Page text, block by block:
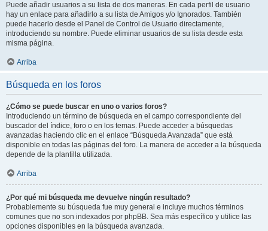
Puede añadir usuarios a su lista de dos maneras. En cada perfil de usuario
hay un enlace para añadirlo a su lista de Amigos y/o Ignorados. También
puede hacerlo desde el Panel de Control de Usuario directamente,
introduciendo su nombre. Puede eliminar usuarios de su lista desde esta
misma página.
Arriba
Búsqueda en los foros
¿Cómo se puede buscar en uno o varios foros?
Introduciendo un término de búsqueda en el campo correspondiente del
buscador del índice, foro o en los temas. Puede acceder a búsquedas
avanzadas haciendo clic en el enlace “Búsqueda Avanzada” que está
disponible en todas las páginas del foro. La manera de acceder a la búsqueda
depende de la plantilla utilizada.
Arriba
¿Por qué mi búsqueda me devuelve ningún resultado?
Probablemente su búsqueda fue muy general e incluye muchos términos
comunes que no son indexados por phpBB. Sea más específico y utilice las
opciones disponibles en la búsqueda avanzada.